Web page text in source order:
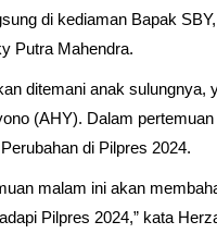
di kediaman Bapak
Putra Mahendra.
ditemani anak sulungnya,
(AHY). Dalam
di Pilpres 2024.
malam ini akan
Pilpres 2024,” kata